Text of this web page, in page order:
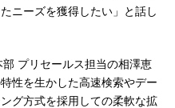
ニーズを獲得したい」と話し
プリセールス担当の相澤恵
性を生かした高速検索やデー
グ方式を採用しての柔軟な拡